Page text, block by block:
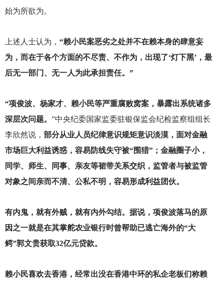
始为所欲为。
上述人士认为， “赖小民案恶劣之处并不在赖本身的肆意妄
为，而在于各个方面的不尽责、不作为，出现了‘灯下黑’，最
后无一部门、无一人为此承担责任。”
“项俊波、杨家才、赖小民等严重腐败窝案，暴露出系统诸多
深层次问题。 ”中央纪委国家监委驻银保监会纪检监察组组长
李欣然说， 部分从业人员纪律意识规矩意识淡漠，面对金融
市场巨大利益诱惑，容易防线失守被“围猎”；金融圈子小，
同学、师生、同事、亲友等裙带关系交织，监管者与被监管
对象之间亲而不清、公私不明，容易形成利益团伙。
有内鬼，就有外贼，就有内外勾结。据说，项俊波落马的原
因之一就是在其掌舵农业银行时曾帮助已逃亡海外的“大
鳄”郭文贵获取32亿元贷款。
赖小民喜欢去香港，经常出没在香港中环的私企老板们称赖